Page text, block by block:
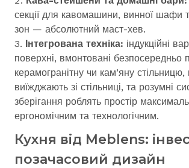
секції для кавомашини, винної шафи
зон — абсолютний маст-хев.
Інтегрована техніка: індукційні
поверхні, вмонтовані безпосередньо
керамогранітну чи кам’яну
виїжджають зі стільниці, та розумні
зберігання роблять простір
ергономічним та технологічним.
Кухня від Meblens:
позачасовий дизайн